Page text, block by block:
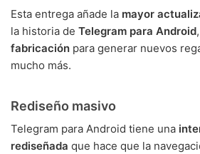
Esta entrega añade la mayor
la historia de Telegram para Android
fabricación para generar nuevos
mucho más.
Rediseño masivo
Telegram para Android tiene una
rediseñada que hace que la